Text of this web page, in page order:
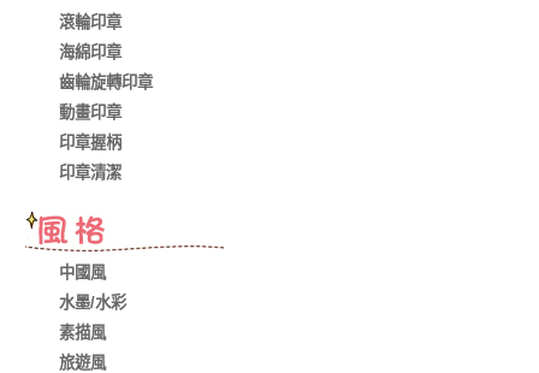
滾輪印章
海綿印章
齒輪旋轉印章
動畫印章
印章握柄
印章清潔
中國風
水墨/水彩
素描風
旅遊風